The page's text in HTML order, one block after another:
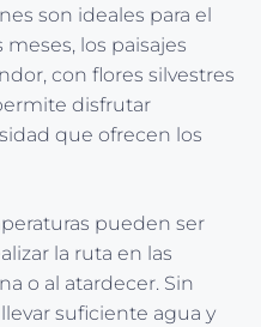
son ideales para el
los paisajes
con flores silvestres
disfrutar
que ofrecen los
pueden ser
la ruta en las
o al atardecer. Sin
suficiente agua y